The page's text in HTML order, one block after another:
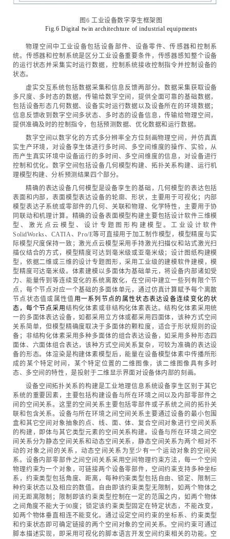
图6 工业设备数字孪生框架图
Fig.6 Digital twin architechture of industrial equipments
物理空间中工业设备包括设备部件、设备零件、传感器和控制系
统。传感器和控制系统是区分工业设备重要条件，传感器感知整个设备
的运行状态并采集实时运行数据，控制系统接收控制指令并控制设备的
状态。
虚实交互系统包括数据采集和信息反馈两部分。数据采集获取设备
多尺度、多时态的数据，传输给数字空间，提供全面可靠的基础数据，
包括设备形态几何数据、设备实时运行数据以及设备所在的环境数据；
信息反馈收到数字空间多状态、多时态的设备信息，传输给物理空间，
提供准确及时的控制指令，包括预测数据、优化数据和运行数据。
数字空间以数字化的方式多分辨率全方位刻画物理空间，并仿真真
实生产环境，对设备孪生体进行多时间、多空间维度的操作、实验，从
而产生真实环境中设备运行的多时间、多空间维度的信息，对设备进行
控制和优化。数字空间包括设备几何模型构建、拓扑关系构建、运行机
理模型构建、分析预测结果四个部分。
精确的表达设备几何模型是设备孪生的基础，几何模型的表达包括
表面和内部，表面模型表达设备的轮廓、形状，主要用于可视化；内部
模型表达子系统或零部件的几何、关联和物理、化学特性，主要用于协
同联动和机理计算。精确的设备表面模型构建主要包括设计软件三维模
型、激光点云模型、设计专题图形构建模型。工业设计软件
SolidWorks、CATIA、Pro/E等可直接用于加工制作模型，模型精度与实
际模型尺度保持一致；激光点云模型采用手持激光扫描仪和站式激光扫
描仪结合的方式，模型精度可达到毫米级或亚毫米级；设计图纸构建模
型，依据二维或三维的设计专题图形，采用工业级的建模软件建模，模
型精度可达毫米级。体素建模以多面体为基础单元，将设备内部诸如受
力、能量传到等连续变化的系统离散化，在空间中建立一些列有限个节
点，每个节点对应一个基础的多面体单元，通过仿真计算赋予每个离散
节点状态值或属性值 用一系列节点的属性状态表达设备连续变化的状
态，每个节点采用 结构化体素或非结构化体素表达。结构化体素采用统
一的多面体表达设备，如都采用立方体或都采用四面体，该种方式空间
关系简单，但模型精确度取决于多面体的颗粒度，适合于形状规则的设
备；非结构化体素采用多种多面体的组合表达设备，如采用多种形态四
面体、六面体组合表达，该种方式空间关系复杂，可较为准确的表达设
备的形态。体渲染是构建体素模型后，能量在设备模型体素中传播所形
成的某个特定时间，某个特定位置的二维图像，该二维图像具有多时
态、多空间的特性，是投射于二维显示界面对设备体内部的刻画。
设备空间拓扑关系的构建是工业地理信息系统设备孪生区别于其它
系统的重要因素，主要包括构建设备与所在环境之间以及内部零部件之
间的空间关系。这里的空间关系主要包括零部件或子系统之间的拓扑关
联和包含关系。设备与所在环境之间空间关系主要通过设备的最小包围
盒和其它空间对象抽象的点、线、面、体、复合空间对象进行空间关系
的构建，即体与其它类型元素的空间关系构建。设备与所在环境之间空
间关系分为静态空间关系和动态空间关系，静态空间关系为两个相对不
动的对象之间的关系，动态空间关系为至少有一个运动对象的空间关
系。设备内部零部件之间空间关系采用空间物理约束方法，每一个空间
物理约束为一个对象，可链接两个设备零部件，空间约束支持多种坐标
系，约束类型包括角度、距离，每种约束类型包括自由、锁定、限制三
种约束状态以及相应的数值。自由即该约束类型无限制，如两个物体之
间无距离限制；限制即该约束类型控制在一定的范围之内，如两个物体
之间角度不能大于90度；锁定该约束类型固定在特定状态，不能改变，
如两个物体垂直相连不能变化。通过设定空间约束的坐标系、约束类型
和约束状态即可确定链接的两个空间对象的空间关系。空间约束可通过
脚本描述实现，即采用可视化的脚本语言开发空间约束相关的功能。空